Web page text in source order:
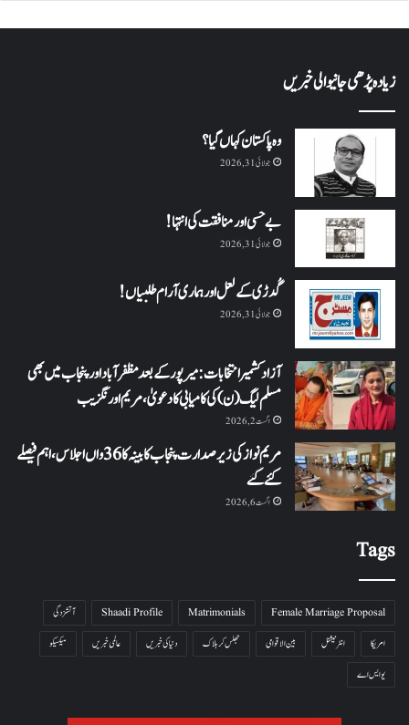
زیادہ پڑھی جانیوالی خبریں
وہ پاکستان کہاں گیا؟
جولائی 31, 2026
بے حسی اور منافقت کی انتہا !
جولائی 31, 2026
گُدڑی کے لعل اور ہماری آرام طلبیاں!
جولائی 31, 2026
آزاد کشمیر انتخابات: میرپور کے بعد مظفرآباد اور پنجاب میں بھی
مسلم لیگ (ن) کی کامیابی کا دعویٰ، مریم اورنگزیب
اگست 2, 2026
مریم نواز کی زیر صدارت پنجاب کابینہ کا 36واں اجلاس،اہم فیصلے
کئے گئے
اگست 6, 2026
Tags
Female Marriage Proposal
Matrimonials
Shaadi Profile
آتشزدگی
امریکا
انٹرنیشنل بین الاقوامی جھلس کر ہلاک دنیا کی خبریں عالمی خبریں
میکسیکو
یو ایس اے